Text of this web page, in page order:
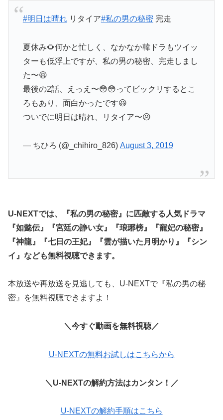
#明日は晴れリタイア#私の男の秘密完走
夏休み🌻何かと忙しく、なかなか韓ドラもツイッ
ターも低浮上ですが、私の男の秘密、完走しまし
た〜😆
最後の2話、えっえ〜😳😳ってビックリするとこ
ろもあり、面白かったです😆
ついでに明日は晴れ、リタイア〜😣
— ちひろ (@_chihiro_826) August 3, 2019
U-NEXTでは、『私の男の秘密』に匹敵する人気ドラマ
『如懿伝』『宮廷の諍い女』『琅琊榜』『寵妃の秘密』
『神龍』『七日の王妃』『雲が描いた月明かり』『シン
イ』なども無料視聴できます。
本放送や再放送を見逃しても、U-NEXTで『私の男の秘
密』を無料視聴できますよ！
＼今すぐ動画を無料視聴／
U-NEXTの無料お試しはこちらから
＼U-NEXTの解約方法はカンタン！／
U-NEXTの解約手順はこちら